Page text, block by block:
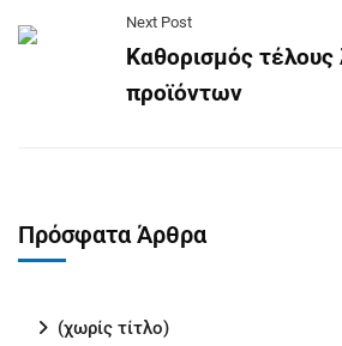
Next Post
Καθορισμός
προϊόντων
Πρόσφατα Άρθρα
(χωρίς τίτλο)